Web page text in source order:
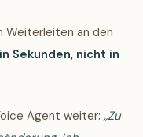
Weiterleiten an den
Sekunden, nicht in
Agent weiter: „Zu